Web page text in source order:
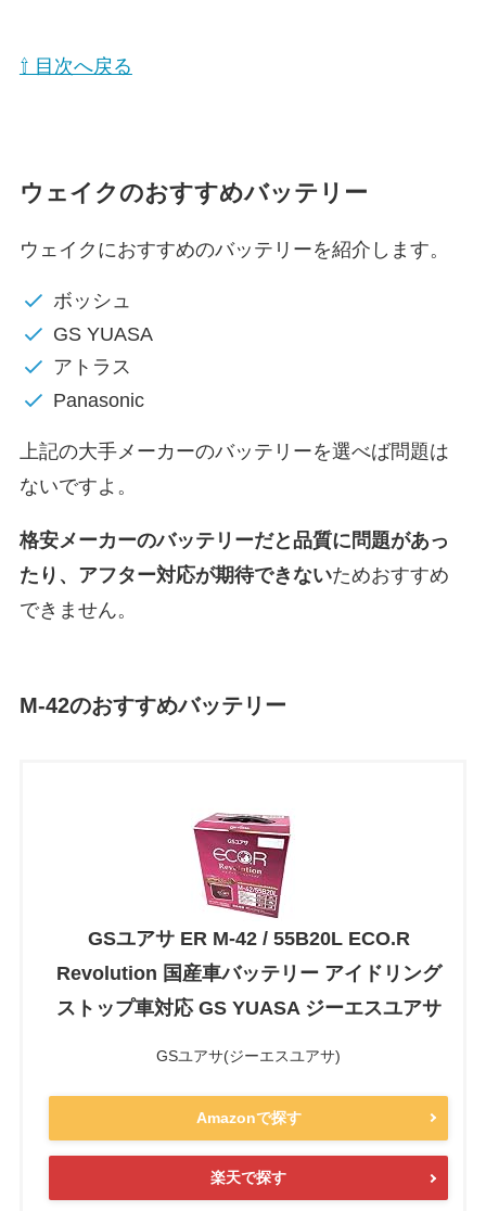
⇧ 目次へ戻る
ウェイクのおすすめバッテリー
ウェイクにおすすめのバッテリーを紹介します。
ボッシュ
GS YUASA
アトラス
Panasonic
上記の大手メーカーのバッテリーを選べば問題は
ないですよ。
格安メーカーのバッテリーだと 品質に問題があっ
たり、アフター対応が期待できないためおすすめ
できません。
M-42のおすすめバッテリー
GSユアサ ER M-42 / 55B20L ECO.R
Revolution 国産車バッテリー アイドリング
ストップ車対応 GS YUASA ジーエスユアサ
GSユアサ(ジーエスユアサ)
Amazonで探す
楽天で探す